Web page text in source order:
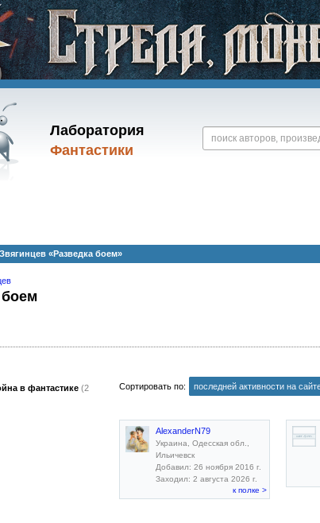
Лаборатория
Фантастики
«Разведка боем»
боем
в фантастике (2
Сортировать по: последней активности на
AlexanderN79
Украина, Одесская обл.,
Ильичевск
Добавил: 26 ноября 2016 г.
Заходил: 2 августа 2026 г.
к полке >